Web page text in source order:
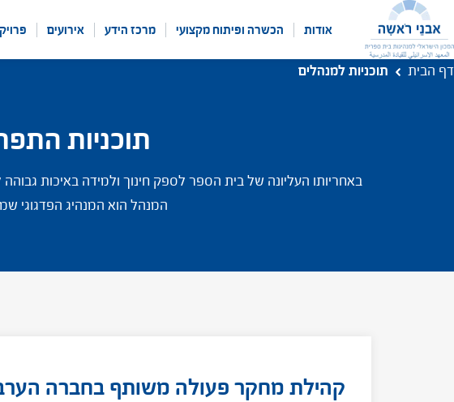
אודות הכשרה ופיתוח מקצועי מרכז הידע אירועים
דף הבית תוכניות למנהלים
תוכניות
באחריותו העליונה של בית הספר לספק חינוך ולמידה באיכות
המנהל הוא המנהיג הפדגוגי
קהילת מחקר פעולה משותף בחברה